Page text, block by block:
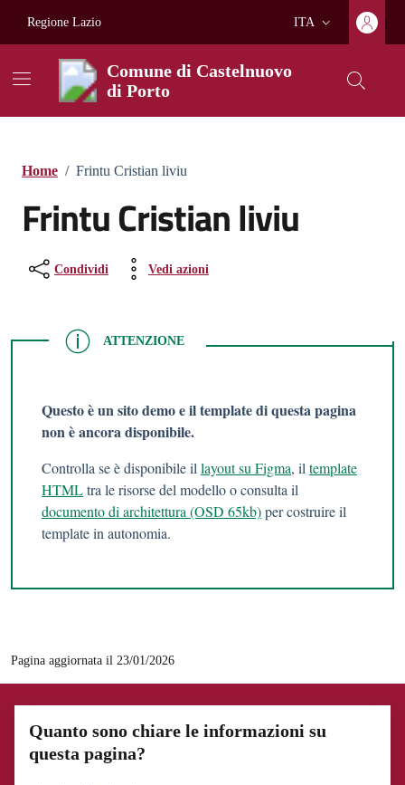
Regione Lazio
Lingua attiva:
ITA
Comune di Castelnuovo
di Porto
Home / Frintu Cristian liviu
Frintu Cristian liviu
Condividi Vedi azioni
ATTENZIONE
ATTENZIONE
Questo è un sito demo e il template di questa pagina
non è ancora disponibile.
Controlla se è disponibile il layout su Figma, il template
HTMLtra le risorse del modello o consulta il
documento di architettura (OSD 65kb)per costruire il
template in autonomia.
Pagina aggiornata il 23/01/2026
Quanto sono chiare le informazioni su
questa pagina?